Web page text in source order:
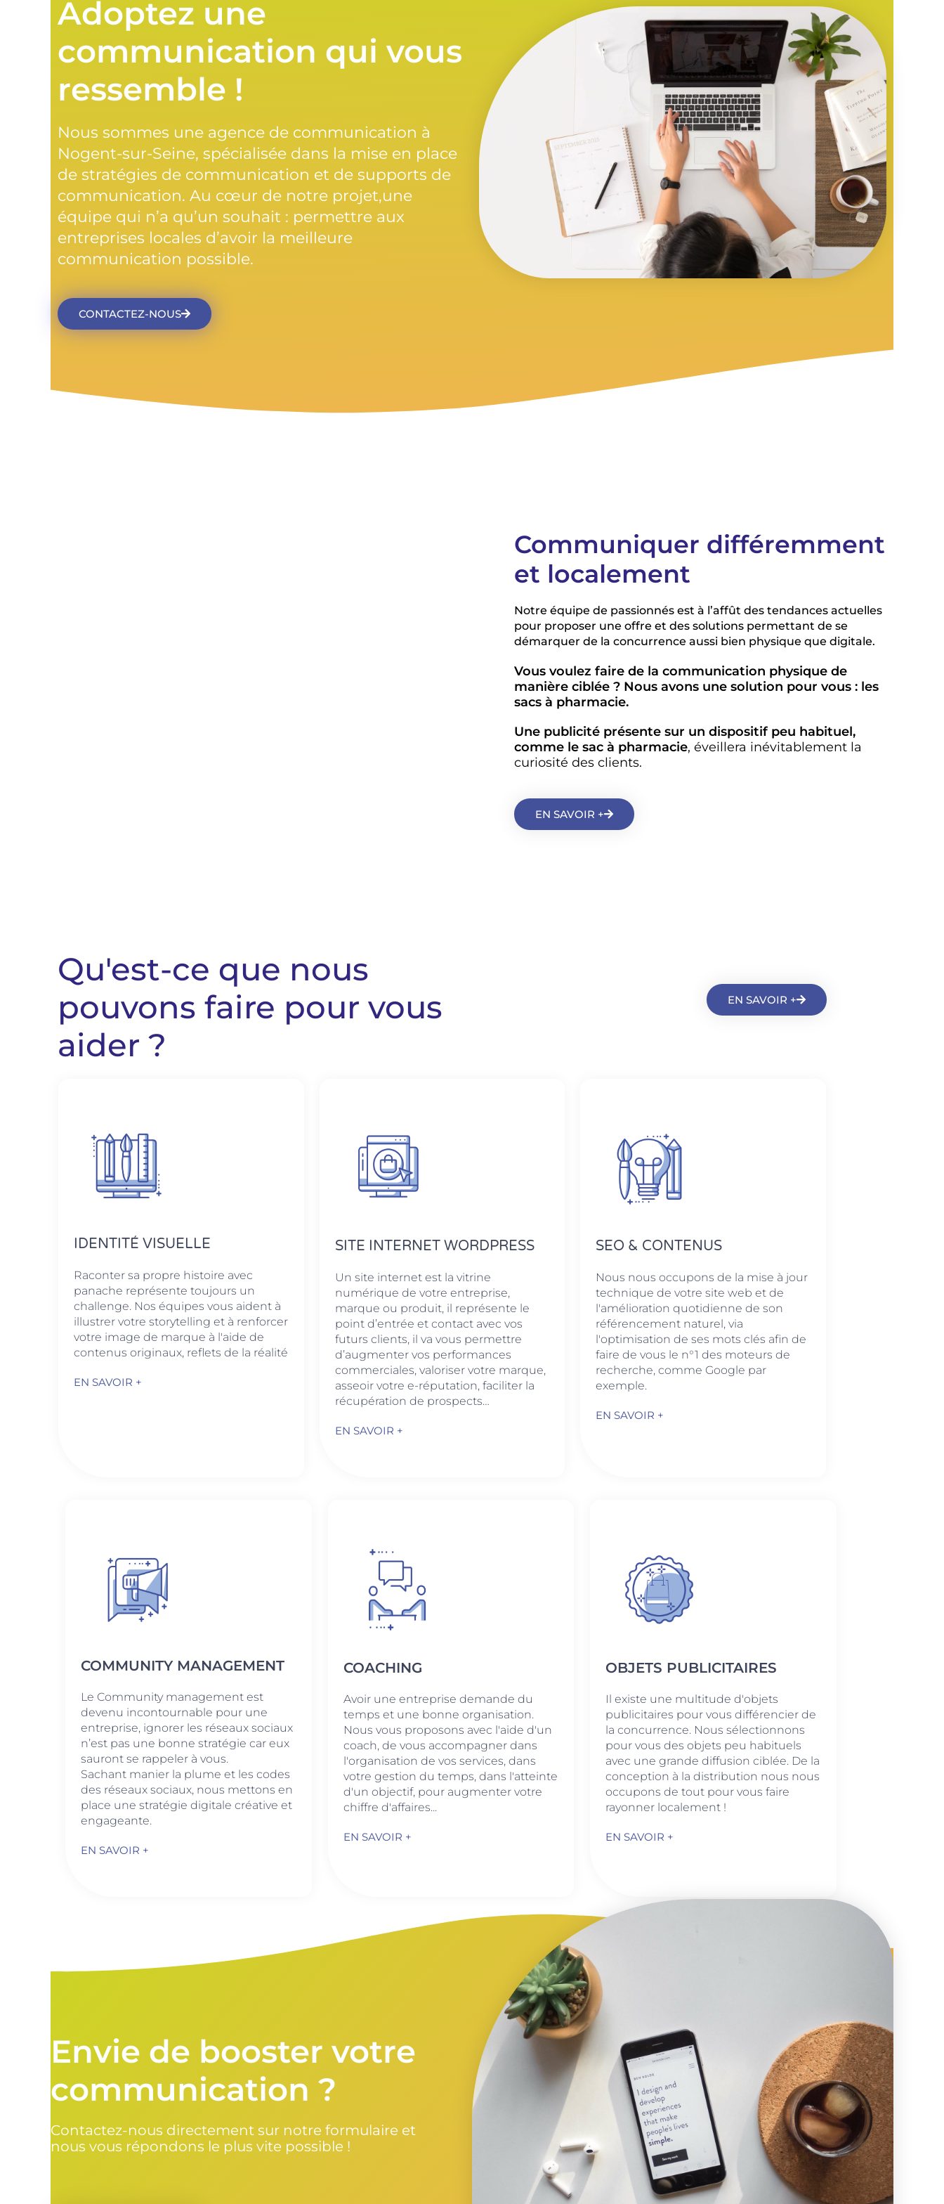
Adoptez une
communication qui vous
ressemble !
Nous sommes une agence de communication à
Nogent-sur-Seine, spécialisée dans la mise en place
de stratégies de communication et de supports de
communication. Au cœur de notre projet,une
équipe qui n’a qu’un souhait : permettre aux
entreprises locales d’avoir la meilleure
communication possible.
CONTACTEZ-NOUS
Communiquer différemment
et localement
Notre équipe de passionnés est à l’affût des tendances actuelles
pour proposer une offre et des solutions permettant de se
démarquer de la concurrence aussi bien physique que digitale.
Vous voulez faire de la communication physique de
manière ciblée ? Nous avons une solution pour vous : les
sacs à pharmacie.
Une publicité présente sur un dispositif peu habituel,
comme le sac à pharmacie, éveillera inévitablement la
curiosité des clients.
EN SAVOIR +
Qu'est-ce que nous
pouvons faire pour vous
aider ?
EN SAVOIR +
IDENTITÉ VISUELLE
Raconter sa propre histoire avec
panache représente toujours un
challenge. Nos équipes vous aident à
illustrer votre storytelling et à renforcer
votre image de marque à l'aide de
contenus originaux, reflets de la réalité
EN SAVOIR +
SITE INTERNET WORDPRESS
Un site internet est la vitrine
numérique de votre entreprise,
marque ou produit, il représente le
point d’entrée et contact avec vos
futurs clients, il va vous permettre
d’augmenter vos performances
commerciales, valoriser votre marque,
asseoir votre e-réputation, faciliter la
récupération de prospects…
EN SAVOIR +
SEO & CONTENUS
Nous nous occupons de la mise à jour
technique de votre site web et de
l'amélioration quotidienne de son
référencement naturel, via
l'optimisation de ses mots clés afin de
faire de vous le n°1 des moteurs de
recherche, comme Google par
exemple.
EN SAVOIR +
COMMUNITY MANAGEMENT
Le Community management est
devenu incontournable pour une
entreprise, ignorer les réseaux sociaux
n’est pas une bonne stratégie car eux
sauront se rappeler à vous.
Sachant manier la plume et les codes
des réseaux sociaux, nous mettons en
place une stratégie digitale créative et
engageante.
EN SAVOIR +
COACHING
Avoir une entreprise demande du
temps et une bonne organisation.
Nous vous proposons avec l'aide d'un
coach, de vous accompagner dans
l'organisation de vos services, dans
votre gestion du temps, dans l'atteinte
d'un objectif, pour augmenter votre
chiffre d'affaires...
EN SAVOIR +
OBJETS PUBLICITAIRES
Il existe une multitude d'objets
publicitaires pour vous différencier de
la concurrence. Nous sélectionnons
pour vous des objets peu habituels
avec une grande diffusion ciblée. De la
conception à la distribution nous nous
occupons de tout pour vous faire
rayonner localement !
EN SAVOIR +
Envie de booster votre
communication ?
Contactez-nous directement sur notre formulaire et
nous vous répondons le plus vite possible !